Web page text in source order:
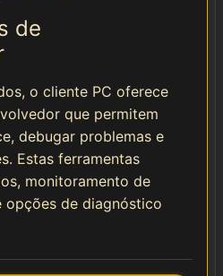
de
o cliente PC oferece
que permitem
debugar problemas e
Estas ferramentas
monitoramento de
opções de diagnóstico